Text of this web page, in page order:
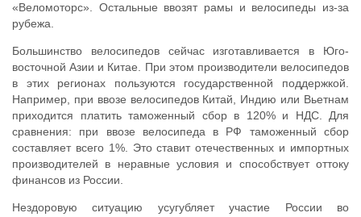
«Веломоторс». Остальные ввозят рамы и велосипеды из-за
рубежа.
Большинство велосипедов сейчас изготавливается в Юго-
восточной Азии и Китае. При этом производители велосипедов
в этих регионах пользуются государственной поддержкой.
Например, при ввозе велосипедов Китай, Индию или Вьетнам
приходится платить таможенный сбор в 120% и НДС. Для
сравнения: при ввозе велосипеда в РФ таможенный сбор
составляет всего 1%. Это ставит отечественных и импортных
производителей в неравные условия и способствует оттоку
финансов из России.
Нездоровую ситуацию усугубляет участие России во